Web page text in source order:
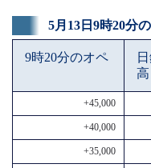
5月13日9時20分
9時20分のオペ
高
+45,000
+40,000
+35,000